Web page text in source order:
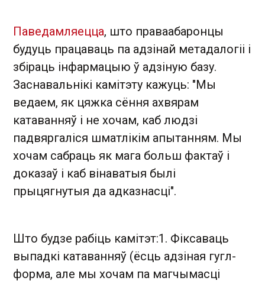
Паведамляецца, што праваабаронцы
будуць працаваць па адзінай метадалогіі і
збіраць інфармацыю ў адзіную базу.
Заснавальнікі камітэту кажуць: "Мы
ведаем, як цяжка сёння ахвярам
катаванняў і не хочам, каб людзі
падвяргаліся шматлікім апытанням. Мы
хочам сабраць як мага больш фактаў і
доказаў і каб вінаватыя былі
прыцягнутыя да адказнасці".
Што будзе рабіць камітэт:1. Фіксаваць
выпадкі катаванняў (ёсць адзіная гугл-
форма, але мы хочам па магчымасці